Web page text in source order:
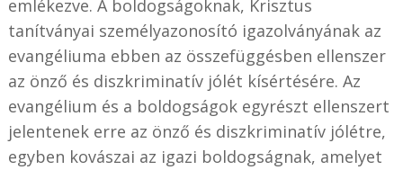
emlékezve. A boldogságoknak, Krisztus
tanítványai személyazonosító igazolványának az
evangéliuma ebben az összefüggésben ellenszer
az önző és diszkriminatív jólét kísértésére. Az
evangélium és a boldogságok egyrészt ellenszert
jelentenek erre az önző és diszkriminatív jólétre,
egyben kovászai az igazi boldogságnak, amelyet